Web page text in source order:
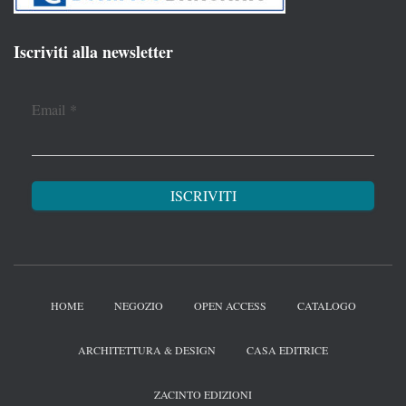
Iscriviti alla newsletter
Email *
HOME NEGOZIO OPEN ACCESS CATALOGO
ARCHITETTURA & DESIGN CASA EDITRICE
ZACINTO EDIZIONI